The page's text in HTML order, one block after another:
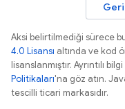
Aksi belirtilmediği sürece
4.0 Lisansı altında ve kod
lisanslanmıştır. Ayrıntılı
Politikaları'na göz atın.
tescilli ticari markasıdır.